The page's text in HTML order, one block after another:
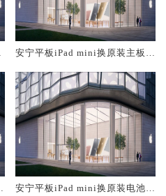
安宁平板iPad mini换原装主板维
安宁平板iPad mini换原装电池维